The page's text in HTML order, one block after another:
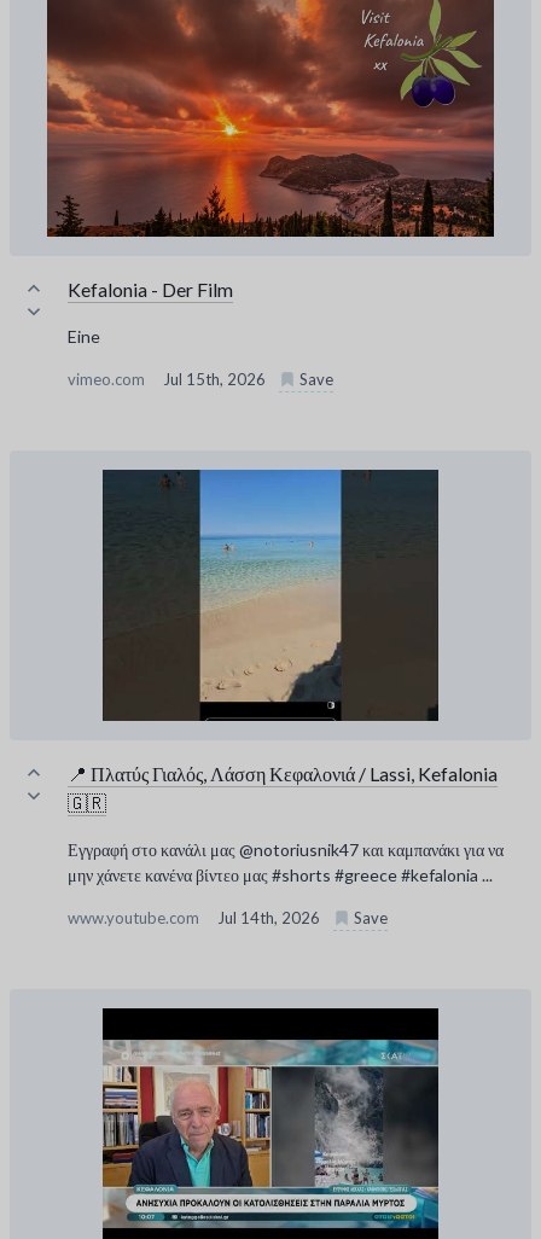
Kefalonia - Der Film
Eine
vimeo.com Jul 15th, 2026 Save
📍 Πλατύς Γιαλός, Λάσση Κεφαλονιά / Lassi, Kefalonia
🇬🇷
Εγγραφή στο κανάλι μας @notoriusnik47 και καμπανάκι για να
μην χάνετε κανένα βίντεο μας #shorts #greece #kefalonia ...
www.youtube.com Jul 14th, 2026 Save